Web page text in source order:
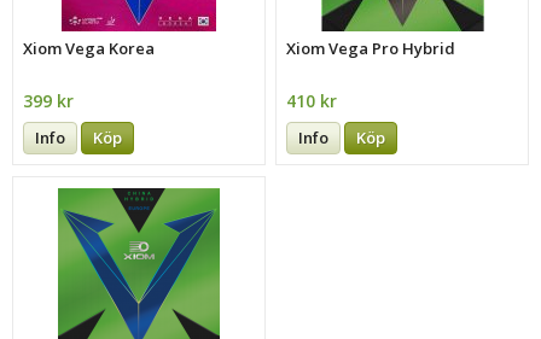
Xiom Vega Korea
399 kr
Info Köp
Xiom Vega Pro Hybrid
410 kr
Info Köp